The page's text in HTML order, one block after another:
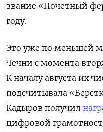
звание «Почетный
году.
Это уже по меньшей
Чечни с момента
К началу августа их
подсчитывала
Кадыров получил
цифровой